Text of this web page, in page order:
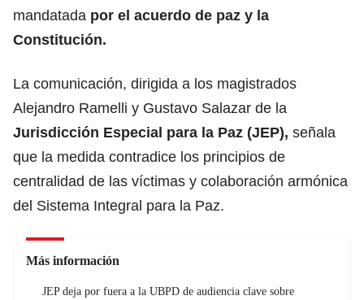
mandatada por el acuerdo de paz y la
Constitución.
La comunicación, dirigida a los magistrados
Alejandro Ramelli y Gustavo Salazar de la
Jurisdicción Especial para la Paz (JEP), señala
que la medida contradice los principios de
centralidad de las víctimas y colaboración armónica
del Sistema Integral para la Paz.
Más información
JEP deja por fuera a la UBPD de audiencia clave sobre